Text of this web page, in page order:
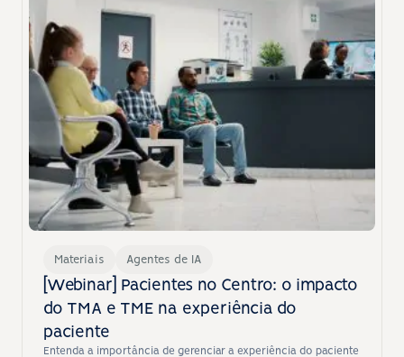
Materiais Agentes de IA
[Webinar] Pacientes no Centro: o impacto
do TMA e TME na experiência do
paciente
Entenda a importância de gerenciar a experiência do paciente